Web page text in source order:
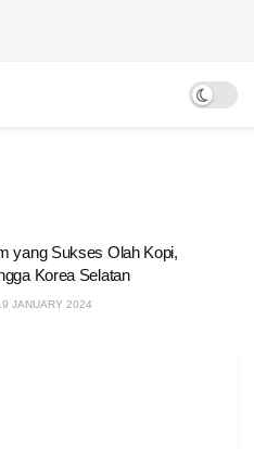
yang Sukses Olah Kopi,
Korea Selatan
JANUARY 2024